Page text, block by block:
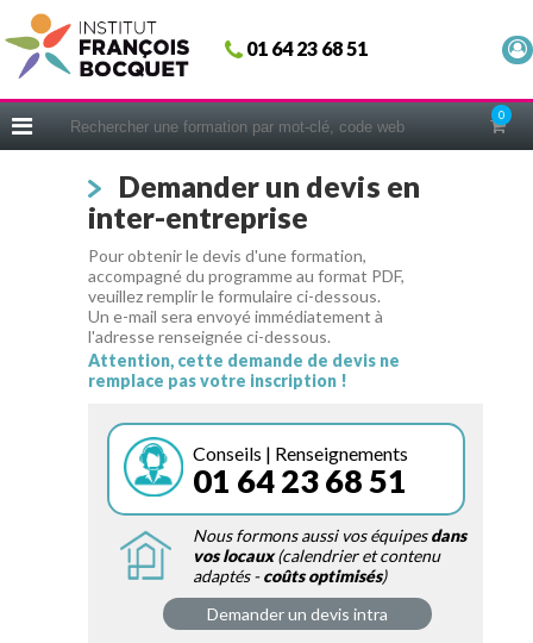
01 64 23 68 51
0
Fermer
ACCUEIL
CERIFICATIONS
INTRAS | SUR-MESURE
COACHING
EN PRATIQUE
NOUS CONNAÎTRE
CONSEILS MICRO-COACHING
WEBINAIRES
QUESTIONNAIRE GRATUIT
Demander un devis en
inter-entreprise
Pour obtenir le devis d'une formation,
accompagné du programme au format PDF,
veuillez remplir le formulaire ci-dessous.
Un e-mail sera envoyé immédiatement à
l'adresse renseignée ci-dessous.
Attention, cette demande de devis ne
remplace pas votre inscription !
Conseils | Renseignements
01 64 23 68 51
Nous formons aussi vos équipesdans
vos locaux(calendrier et contenu
adaptés -coûts optimisés)
Demander un devis intra